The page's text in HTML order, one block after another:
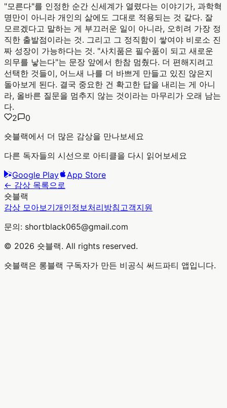
"모른다"를 인정한 순간 신세계가 열렸다는 이야기가, 과학혁
명만이 아니라 개인의 삶에도 그대로 적용되는 것 같다. 잘
모르겠다고 말하는 게 부끄러운 일이 아니라, 오히려 가장 정
직한 출발점이라는 것. 그리고 그 정직함이 쌓여야 비로소 진
짜 성장이 가능하다는 것. "사치품은 필수품이 되고 새로운
의무를 낳는다"는 문장 앞에서 한참 멈췄다. 더 편해지려고
선택한 것들이, 어느새 나를 더 바쁘게 만들고 있진 않은지
돌아보게 된다. 결국 중요한 건 확고한 답을 내리는 게 아니
라, 올바른 질문을 멈추지 않는 것이라는 마무리가 오래 남는
다.
2
0
숏블랙에서 더 많은 감상을 만나보세요
다른 독자들의 시선으로 아티클을 다시 읽어보세요
Google Play
App Store
← 감상 목록으로
숏블랙
감상 모아보기개인정보처리방침 고객지원
문의: shortblack065@gmail.com
© 2026 숏블랙. All rights reserved.
숏블랙은 롱블랙 구독자가 만든 비공식 써드파티 앱입니다.